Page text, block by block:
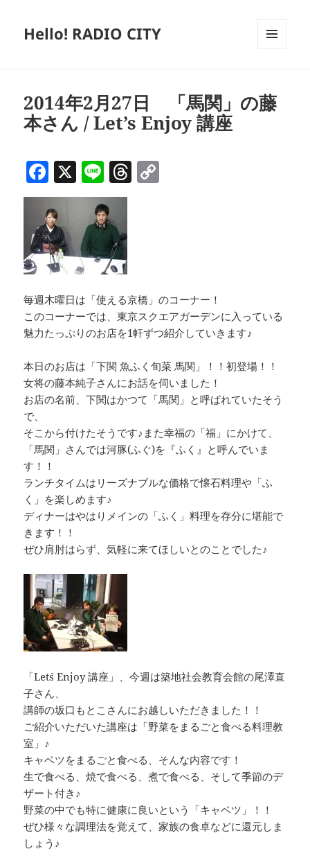
Hello! RADIO CITY
ット
2014年2月27日 「馬関」の藤
本さん / Let’s Enjoy 講座
F
a
c
e
b
o
o
k
X Li
n
e
T
k
毎週木曜日は「使える京橋」のコーナー！
このコーナーでは、東京スクエアガーデンに入っている
魅力たっぷりのお店を1軒ずつ紹介していきます♪
本日のお店は「下関 魚ふく旬菜 馬関」！！初登場！！
女将の藤本純子さんにお話を伺いました！
お店の名前、下関はかつて「馬関」と呼ばれていたそう
で、
そこから付けたそうです♪また幸福の「福」にかけて、
「馬関」さんでは河豚(ふぐ)を『ふく』と呼んでいま
す！！
ランチタイムはリーズナブルな価格で懐石料理や「ふ
く」を楽しめます♪
ディナーはやはりメインの「ふく」料理を存分に堪能で
きます！！
ぜひ肩肘はらず、気軽に来てほしいとのことでした♪
「Let`s Enjoy 講座」、今週は築地社会教育会館の尾澤直
子さん、
講師の坂口もとこさんにお越しいただきました！！
ご紹介いただいた講座は「野菜をまるごと食べる料理教
室」♪
キャベツをまるごと食べる、そんな内容です！
生で食べる、焼で食べる、煮で食べる、そして季節のデ
ザート付き♪
野菜の中でも特に健康に良いという「キャベツ」！！
ぜひ様々な調理法を覚えて、家族の食卓などに還元しま
しょう♪